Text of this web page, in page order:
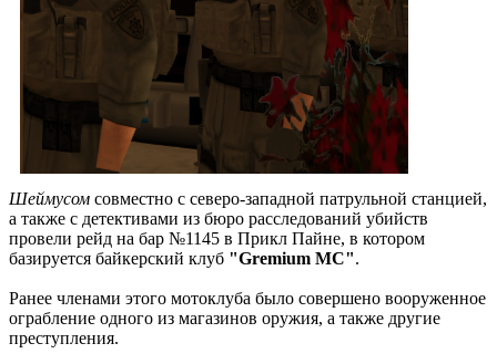
Шеймусом совместно с северо-западной патрульной станцией,
а также с детективами из бюро расследований убийств
провели рейд на бар №1145 в Прикл Пайне, в котором
базируется байкерский клуб "Gremium MC".
Ранее членами этого мотоклуба было совершено вооруженное
ограбление одного из магазинов оружия, а также другие
преступления.